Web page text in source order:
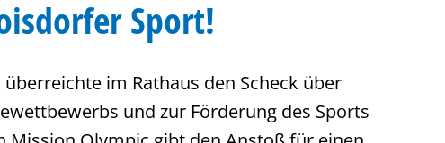
Sport!
im Rathaus den Scheck über
und zur Förderung des Sports